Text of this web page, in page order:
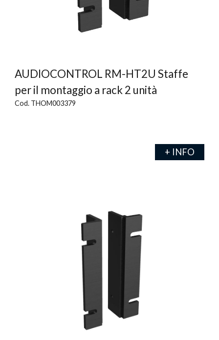
AUDIOCONTROL RM-HT2U Staffe
per il montaggio a rack 2 unità
Cod. THOM003379
+ INFO